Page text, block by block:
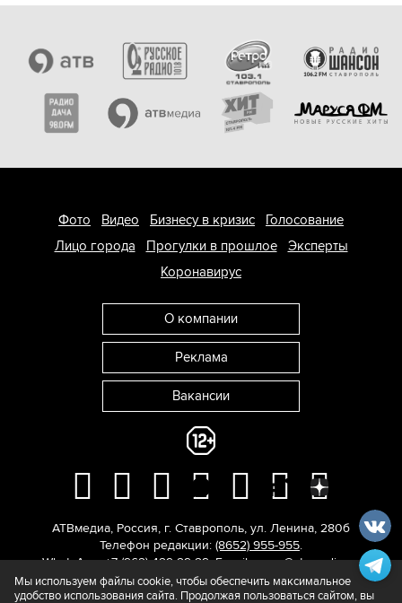
Фото Видео Бизнесу в кризис
Голосование
Лицо города
Прогулки в прошлое
Эксперты
Коронавирус
О компании
Реклама
Вакансии
АТВмедиа, Россия, г. Ставрополь, ул. Ленина, 280б
Телефон редакции: (8652) 955-955.
WhatsApp: +7 (962) 429-29-29. E-mail:news@atvmedia.ru.
© 2017-2026. Все права защищены.
Мы используем файлы cookie, чтобы обеспечить максимальное
удобство использования сайта. Продолжая пользоваться сайтом, вы